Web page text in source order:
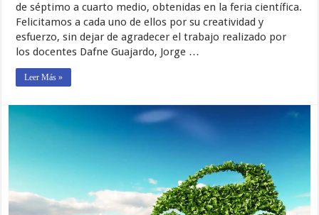
de séptimo a cuarto medio, obtenidas en la feria científica.
Felicitamos a cada uno de ellos por su creatividad y
esfuerzo, sin dejar de agradecer el trabajo realizado por
los docentes Dafne Guajardo, Jorge …
Leer Más »